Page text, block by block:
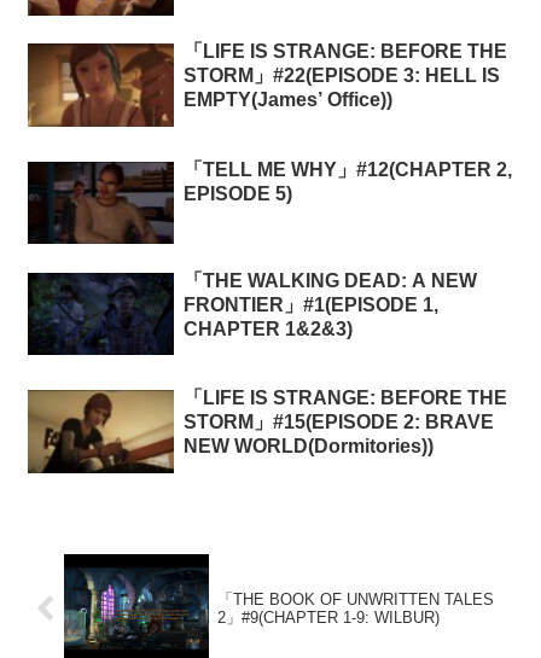
「LIFE IS STRANGE: BEFORE THE
STORM」#22(EPISODE 3: HELL IS
EMPTY(James’ Office))
「TELL ME WHY」#12(CHAPTER 2,
EPISODE 5)
「THE WALKING DEAD: A NEW
FRONTIER」#1(EPISODE 1,
CHAPTER 1&2&3)
「LIFE IS STRANGE: BEFORE THE
STORM」#15(EPISODE 2: BRAVE
NEW WORLD(Dormitories))
「THE BOOK OF UNWRITTEN TALES
2」#9(CHAPTER 1-9: WILBUR)